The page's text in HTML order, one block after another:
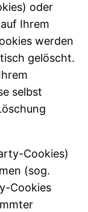
oder
Ihrem
werden
gelöscht.
selbst
Cookies)
(sog.
Cookies